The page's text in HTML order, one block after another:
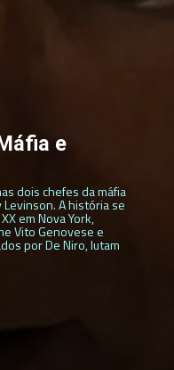
dois chefes da máfia
A história se
em Nova York,
Vito Genovese e
por De Niro, lutam
e